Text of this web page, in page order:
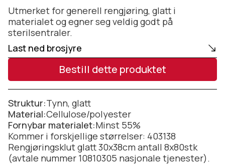
Utmerket for generell rengjøring, glatt i
materialet og egner seg veldig godt på
sterilsentraler.
Last ned brosjyre
Bestill dette produktet
Struktur:Tynn, glatt
Material:Cellulose/polyester
Fornybar materialet:Minst 55%
Kommer i forskjellige størrelser: 403138
Rengjøringsklut glatt 30x38cm antall 8x80stk
(avtale nummer 10810305 nasjonale tjenester).